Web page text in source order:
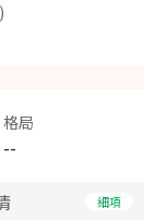
格局
--
細項